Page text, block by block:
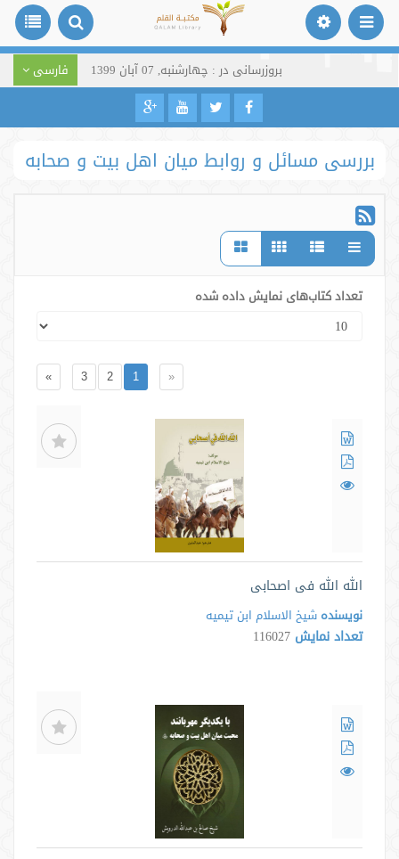
بروزرسانی در : چهارشنبه, 07 آبان 1399 فارسی
بررسی مسائل و روابط میان اهل بیت و صحابه
تعداد کتاب‌های نمایش داده شده
«
1
2
3
»
الله الله فی اصحابی
نویسنده شیخ الاسلام ابن تیمیه
تعداد نمایش 116027